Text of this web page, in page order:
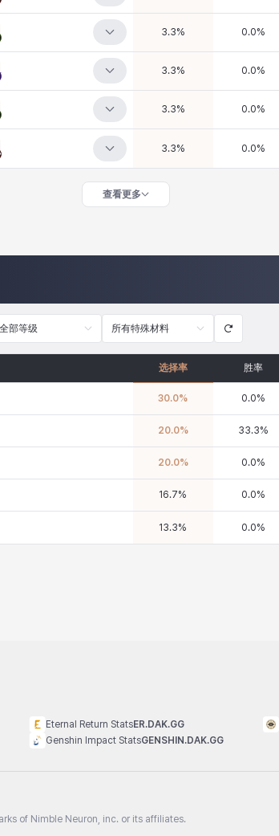
3.3% 0.0%
3.3% 0.0%
3.3% 0.0%
3.3% 0.0%
查看更多
全部等级 所有特殊材料
选择率 胜率
30.0% 0.0%
20.0% 33.3%
20.0% 0.0%
16.7% 0.0%
13.3% 0.0%
Eternal Return StatsER.DAK.GG
Genshin Impact StatsGENSHIN.DAK.GG
of Nimble Neuron, inc. or its affiliates.